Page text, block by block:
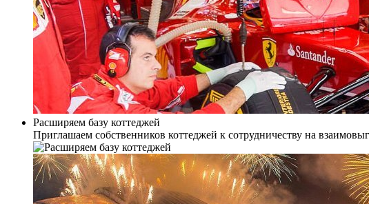
Расширяем базу коттеджей
Приглашаем собственников коттеджей к сотрудничеству на